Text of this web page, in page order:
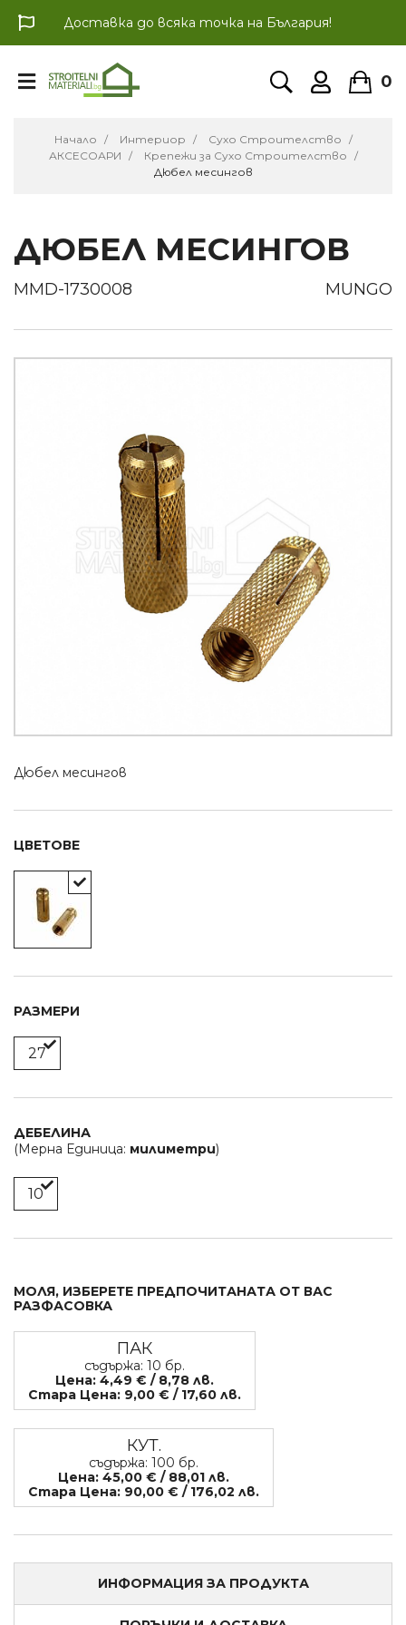
Доставка до всяка точка на България!
0
Начало Интериор
Сухо Строителство
АКСЕСОАРИ
Крепежи за Сухо Строителство
Дюбел месингов
ДЮБЕЛ МЕСИНГОВ
MMD-1730008 MUNGO
Дюбел месингов
ЦВЕТОВЕ
РАЗМЕРИ
27
ДЕБЕЛИНА
(Мерна Единица: милиметри)
10
МОЛЯ, ИЗБЕРЕТЕ ПРЕДПОЧИТАНАТА ОТ ВАС
РАЗФАСОВКА
ПАК
съдържа: 10 бр.
Цена: 4,49 € / 8,78 лв.
Стара Цена: 9,00 € / 17,60 лв.
КУТ.
съдържа: 100 бр.
Цена: 45,00 € / 88,01 лв.
Стара Цена: 90,00 € / 176,02 лв.
ИНФОРМАЦИЯ ЗА ПРОДУКТА